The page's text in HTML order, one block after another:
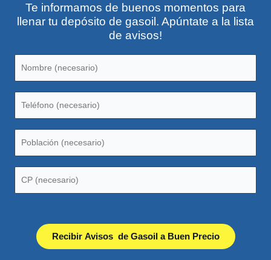
Te informamos de buenos momentos para
llenar tu depósito de gasoil. Apúntate a la lista
de avisos!